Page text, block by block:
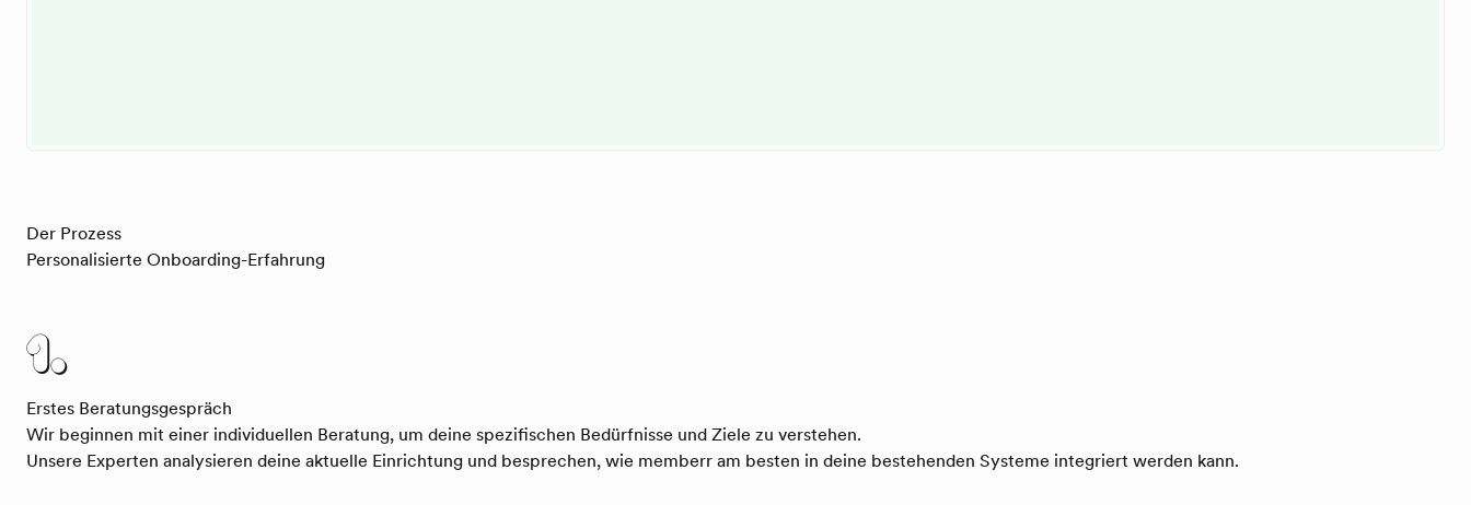
Der Prozess
Personalisierte Onboarding-Erfahrung
1.
Erstes Beratungsgespräch
Wir beginnen mit einer individuellen Beratung, um deine spezifischen Bedürfnisse und Ziele zu verstehen.
Unsere Experten analysieren deine aktuelle Einrichtung und besprechen, wie memberr am besten in deine bestehenden Systeme integriert werden kann.